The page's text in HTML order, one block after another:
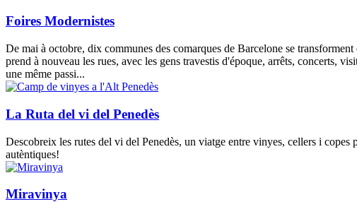
Foires Modernistes
De mai à octobre, dix communes des comarques de Barcelone se
prend à nouveau les rues, avec les gens travestis d'époque, arrêts, concerts,
une même passi...
La Ruta del vi del Penedès
Descobreix les rutes del vi del Penedès, un viatge entre vinyes, cellers i copes
autèntiques!
Miravinya